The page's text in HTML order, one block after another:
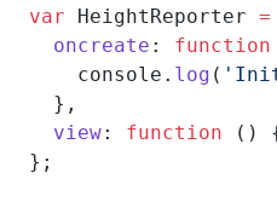
var HeightReporter =
  oncreate
: function
    console.
log (
  },
  view
: function ()
};